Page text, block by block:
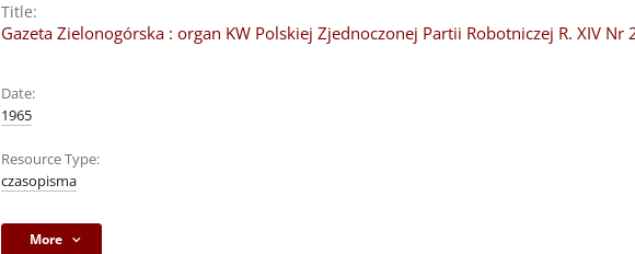
Title:
Gazeta Zielonogórska : organ KW Polskiej Zjednoczonej Partii Robotniczej R. XIV
Date:
1965
Resource Type:
czasopisma
More